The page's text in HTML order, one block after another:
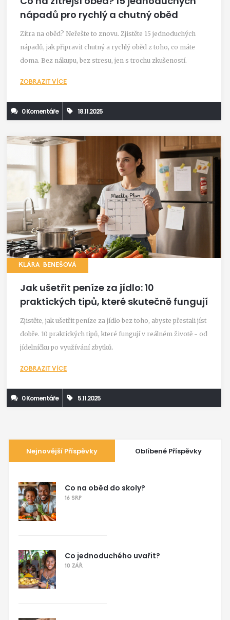
nápadů pro rychlý a chutný oběd
Zítra na oběd? Neřešte to znovu. Zjistěte 15 jednoduchých
nápadů, jak připravit chutný a rychlý oběd z toho, co máte
doma. Bez nákupu, bez stresu, jen s trochu zkušeností.
ZOBRAZIT VÍCE
0 Komentáře 18.11.2025
KLÁRA BENEŠOVÁ
Jak ušetřit peníze za jídlo: 10
praktických tipů, které skutečně fungují
Zjistěte, jak ušetřit peníze za jídlo bez toho, abyste přestali jíst
dobře. 10 praktických tipů, které fungují v reálném životě - od
jídelníčku po využívání zbytků.
ZOBRAZIT VÍCE
0 Komentáře 5.11.2025
Nejnovější Příspěvky Oblíbené Příspěvky
Co na oběd do skoly?
16 SRP
Co jednoduchého uvařit?
10 ZÁŘ